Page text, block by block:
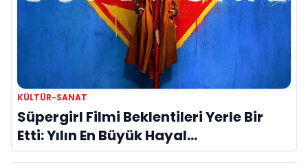
KÜLTÜR-SANAT
Süpergirl Filmi Beklentileri Yerle Bir
Etti: Yılın En Büyük Hayal
Kırıklıklarından Biri mi?